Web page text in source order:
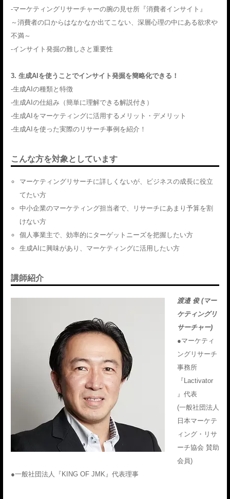
-マーケティングリサーチャーの腕の見せ所『消費者インサイト』
～消費者の口からはなかなか出てこない、深層心理の中にある欲求や
不満～
-インサイト発掘の難しさと重要性
3. 生成AIを使うことでインサイト発掘を簡略化できる！
-生成AIの種類と特徴
-生成AIの仕組み（簡単に理解できる解説付き）
-生成AIをマーケティングに活用するメリット・デメリット
-生成AIを使った実際のリサーチ事例を紹介！
こんな方を対象としています
マーケティングリサーチに詳しくないが、ビジネスの成長に役立
てたい方
中小企業のマーケティング担当者で、リサーチにあまり予算を割
けない方
個人事業主で、効率的にターゲットニーズを把握したい方
生成AIに興味があり、マーケティングに活用したい方
講師紹介
渡邉 俊 (マー
ケティングリ
サーチャー)
●マーケティ
ングリサーチ
事務所
『Lactivator
』代表
(一般社団法人
日本マーケテ
ィング・リサ
ーチ協会 賛助
会員)
●一般社団法人『KING OF JMK』代表理事